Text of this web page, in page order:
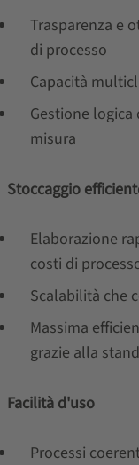
Trasparenza e
di processo
Capacità
Gestione
misura
Stoccaggio
Elaborazione
costi di
Scalabilità che
Massima
grazie alla
Facilità d'uso
Processi